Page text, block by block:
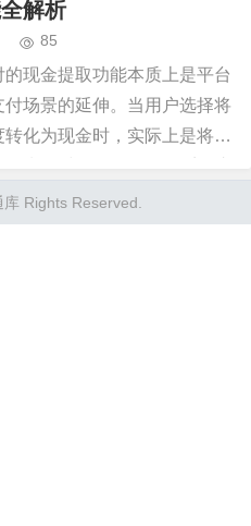
解析
85
的现金提取功能本质上是平台
付场景的延伸。当用户选择将
转化为现金时，实际上是将信
了特定群体的即时需求，例
急支出或线下支付场景中...
Rights Reserved.